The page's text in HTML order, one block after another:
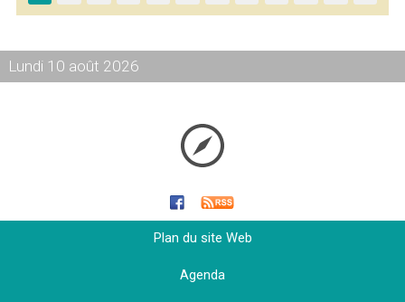
Lundi 10 août 2026
Plan du site Web
Agenda